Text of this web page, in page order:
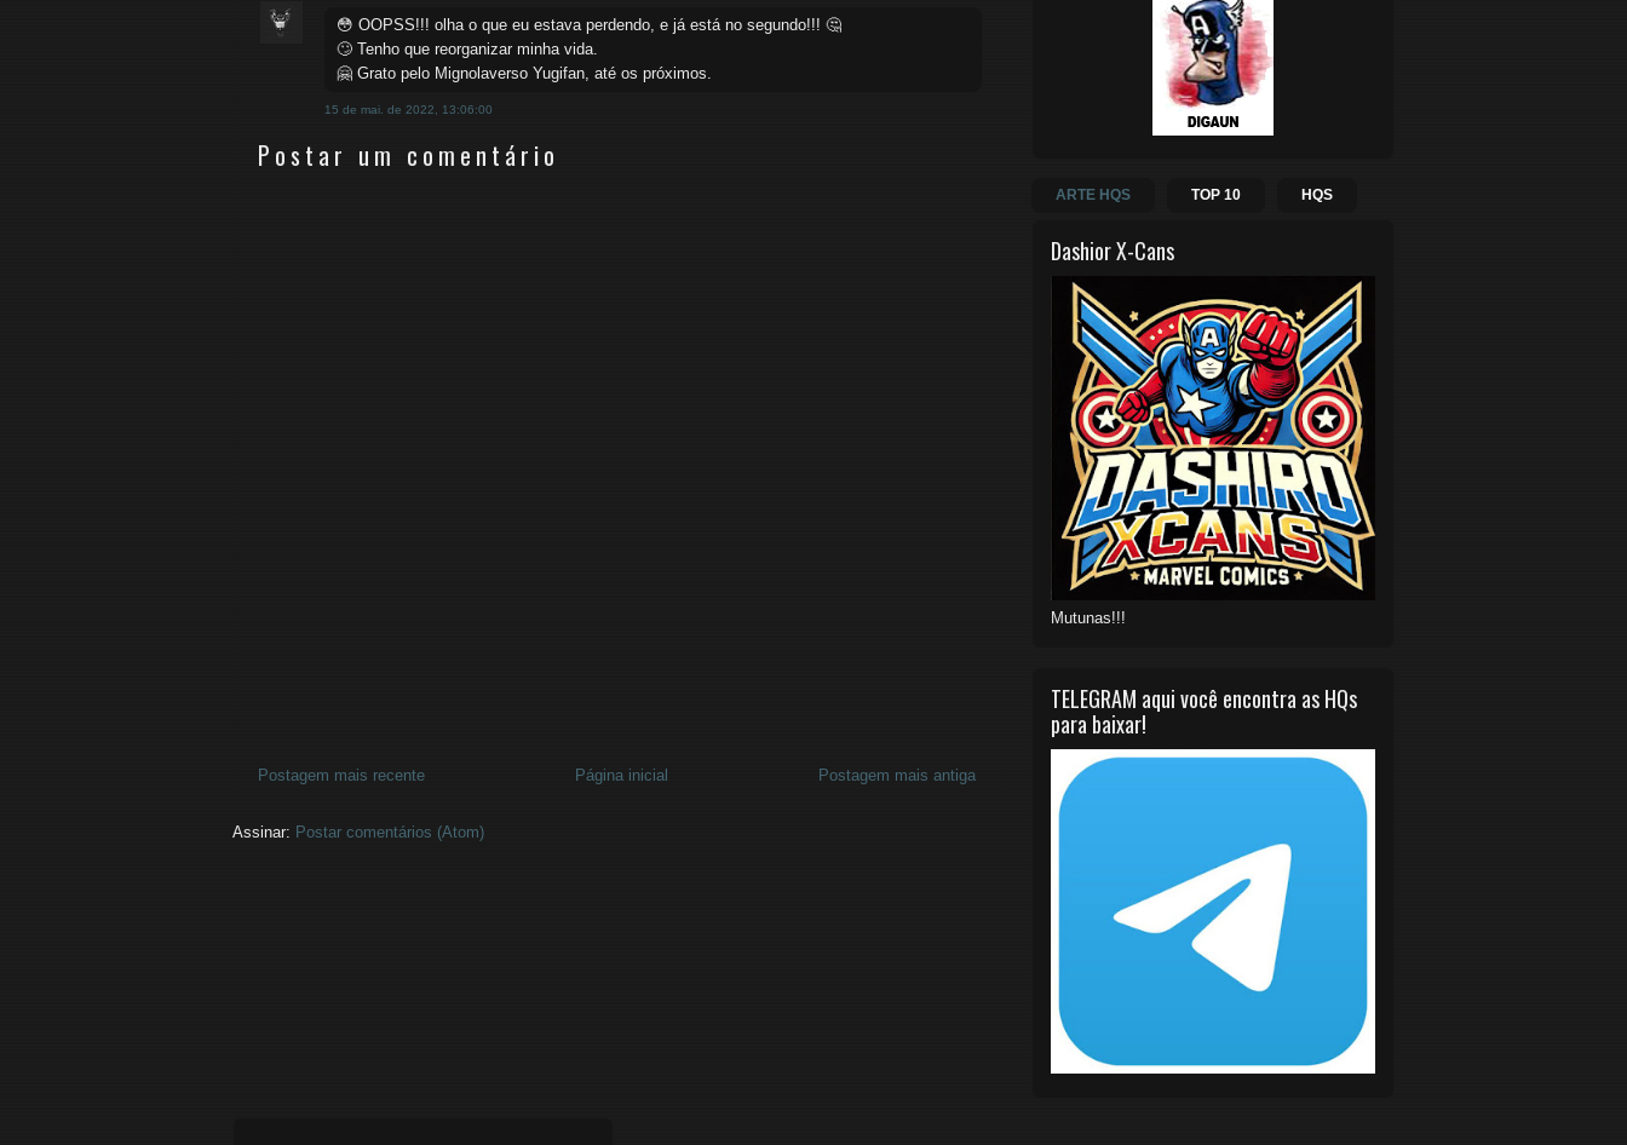
😳 OOPSS!!! olha o que eu estava perdendo, e já está no segundo!!! 🤔
🙄 Tenho que reorganizar minha vida.
🤗 Grato pelo Mignolaverso Yugifan, até os próximos.
15 de mai. de 2022, 13:06:00
Postar um comentário
Postagem mais recente Postagem mais antiga
Página inicial
Assinar: Postar comentários (Atom)
ARTE HQS TOP 10 HQS
Dashior X-Cans
Mutunas!!!
TELEGRAM aqui você encontra as HQs
para baixar!